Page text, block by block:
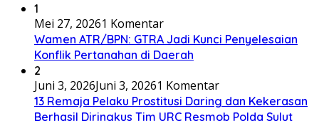
1
Mei 27, 20261 Komentar
Wamen ATR/BPN: GTRA Jadi Kunci Penyelesaian
Konflik Pertanahan di Daerah
2
Juni 3, 2026Juni 3, 20261 Komentar
13 Remaja Pelaku Prostitusi Daring dan Kekerasan
Berhasil Diringkus Tim URC Resmob Polda Sulut